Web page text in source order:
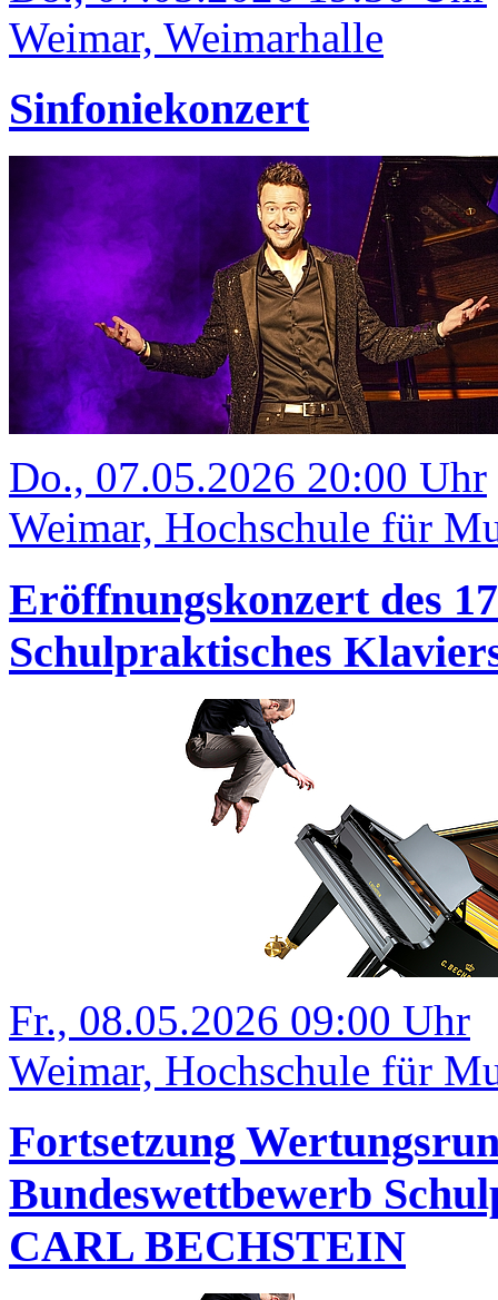
Weimar, Weimarhalle
Sinfoniekonzert
Do., 07.05.2026 20:00 Uhr
Weimar, Hochschule für
Eröffnungskonzert des
Schulpraktisches
Fr., 08.05.2026 09:00 Uhr
Weimar, Hochschule für
Fortsetzung
Bundeswettbewerb
CARL BECHSTEIN